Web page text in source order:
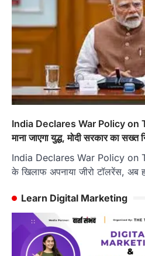
India Declares War Policy on
माना जाएगा युद्ध, मोदी सरकार का सख्त
India Declares War Policy on
के खिलाफ अपनाया जीरो टॉलरेंस, अब
Learn Digital Marketing